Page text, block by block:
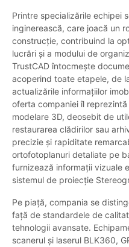
Printre specializările echipei
inginerească, care joacă un
construcție, contribuind la
lucrări și a modului de
TrustCAD întocmește
acoperind toate etapele, de
actualizările informațiilor
oferta companiei îl
modelare 3D, deosebit de
restaurarea clădirilor sau
precizie și rapiditate
ortofotoplanuri detaliate pe
furnizează informații vizuale
sistemul de proiecție
Pe piață, compania se
față de standardele de
tehnologii avansate.
scanerul și laserul BLK360,